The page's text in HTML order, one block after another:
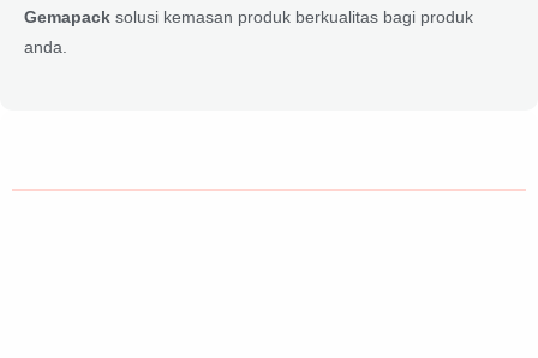
Gemapack solusi kemasan produk berkualitas bagi produk
anda.